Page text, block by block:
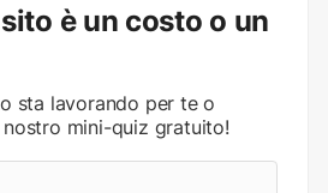
è un costo o un
sta lavorando per te o
mini-quiz gratuito!